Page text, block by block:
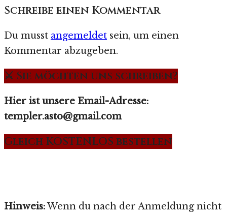
Schreibe einen Kommentar
Du musst angemeldet sein, um einen
Kommentar abzugeben.
⚔️ Sie möchten uns schreiben?
Hier ist unsere Email-Adresse:
templer.asto@gmail.com
Gleich KOSTENLOS bestellen
Hinweis:Wenn du nach der Anmeldung nicht